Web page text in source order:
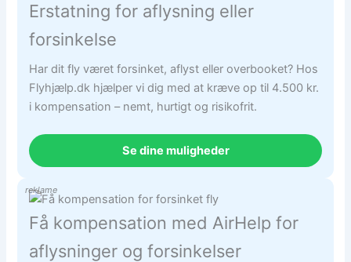
Erstatning for aflysning eller
forsinkelse
Har dit fly været forsinket, aflyst eller overbooket? Hos
Flyhjælp.dk hjælper vi dig med at kræve op til 4.500 kr.
i kompensation – nemt, hurtigt og risikofrit.
Se dine muligheder
reklame
Få kompensation med AirHelp for
aflysninger og forsinkelser